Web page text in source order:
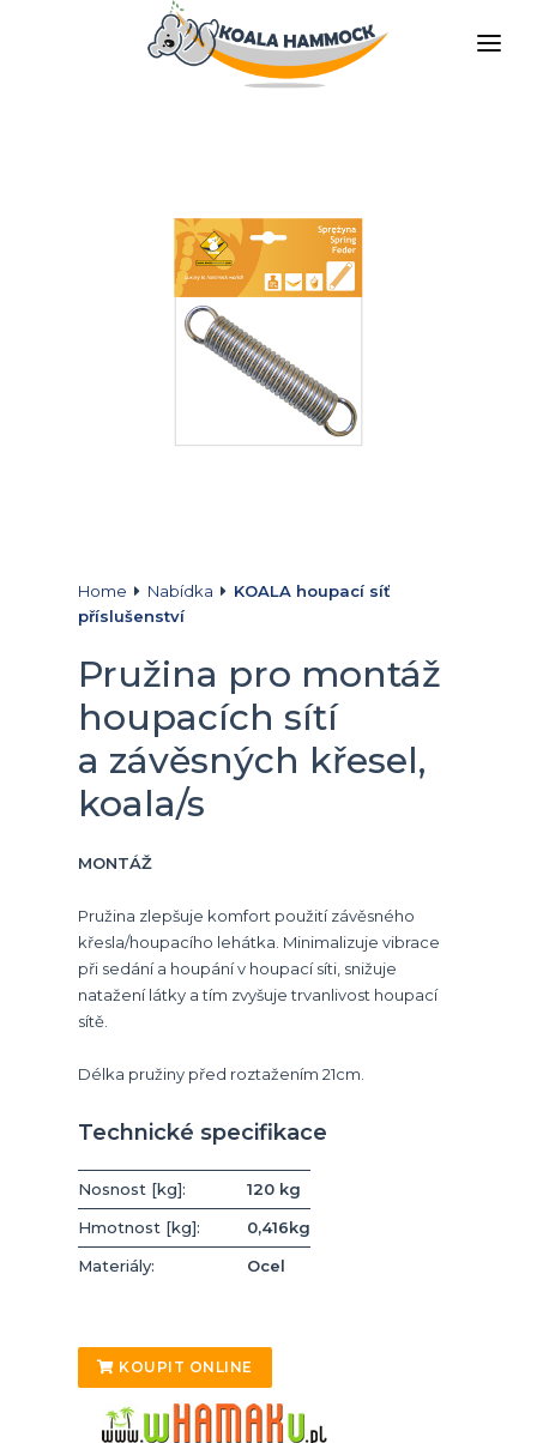
STAŇTE SE DISTRIBUTOREM
Home Nabídka
KOALA houpací síť
příslušenství
Pružina pro montáž
houpacích sítí
a závěsných křesel,
koala/s
MONTÁŽ
Pružina zlepšuje komfort použití závěsného
křesla/houpacího lehátka. Minimalizuje vibrace
při sedání a houpání v houpací síti, snižuje
natažení látky a tím zvyšuje trvanlivost houpací
sítě.
Délka pružiny před roztažením 21cm.
Technické specifikace
Nosnost [kg]:
120 kg
Hmotnost [kg]:
0,416kg
Materiály:
Ocel
KOUPIT ONLINE